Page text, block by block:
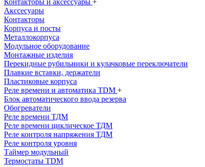
Контакторы и аксессуары +
Акссесуары
Контакторы
Корпуса и посты
Металлокорпуса
Модульное оборудование
Монтажные изделия
Перекидные рубильники и кулачковые переключатели
Плавкие вставки, держатели
Пластиковые корпуса
Реле времени и автоматика TDM +
Блок автоматического ввода резерва
Обогреватели
Реле времени ТДМ
Реле времени циклическое ТДМ
Реле контроля напряжения ТДМ
Реле контроля уровня
Таймер модульный
Термостаты TDM